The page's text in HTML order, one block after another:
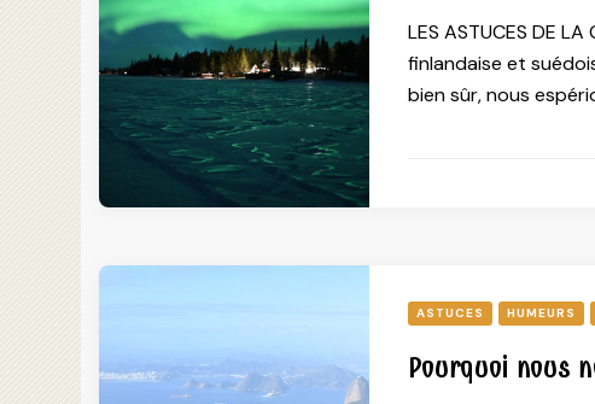
LES ASTUCES DE
finlandaise et
bien sûr, nous
ASTUCES HUMEURS
Pourquoi nous